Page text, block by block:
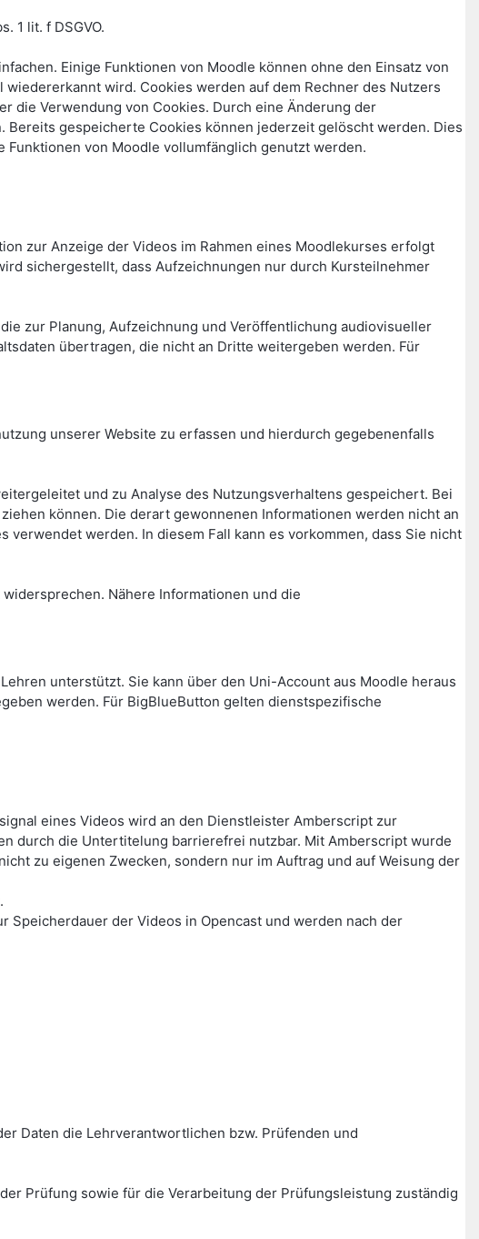
1 lit. f DSGVO.
Einige Funktionen von Moodle können ohne den Einsatz von
wird. Cookies werden auf dem Rechner des Nutzers
die Verwendung von Cookies. Durch eine Änderung der
gespeicherte Cookies können jederzeit gelöscht werden. Dies
von Moodle vollumfänglich genutzt werden.
zur Anzeige der Videos im Rahmen eines Moodlekurses erfolgt
sichergestellt, dass Aufzeichnungen nur durch Kursteilnehmer
zur Planung, Aufzeichnung und Veröffentlichung audiovisueller
übertragen, die nicht an Dritte weitergeben werden. Für
unserer Website zu erfassen und hierdurch gegebenenfalls
und zu Analyse des Nutzungsverhaltens gespeichert. Bei
können. Die derart gewonnenen Informationen werden nicht an
werden. In diesem Fall kann es vorkommen, dass Sie nicht
Nähere Informationen und die
unterstützt. Sie kann über den Uni-Account aus Moodle heraus
werden. Für BigBlueButton gelten dienstspezifische
eines Videos wird an den Dienstleister Amberscript zur
durch die Untertitelung barrierefrei nutzbar. Mit Amberscript wurde
zu eigenen Zwecken, sondern nur im Auftrag und auf Weisung der
der Videos in Opencast und werden nach der
Daten die Lehrverantwortlichen bzw. Prüfenden und
Prüfung sowie für die Verarbeitung der Prüfungsleistung zuständig